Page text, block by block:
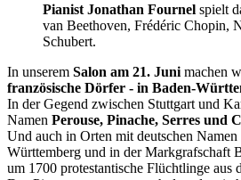
Pianist Jonathan Fournel spielt
van Beethoven, Frédéric Chopin,
Schubert.
In unserem Salon am 21. Juni machen
französische Dörfer - in Baden-
In der Gegend zwischen Stuttgart und
Namen Perouse, Pinache, Serres und
Und auch in Orten mit deutschen
Württemberg und in der Markgrafschaft
um 1700 protestantische Flüchtlinge aus